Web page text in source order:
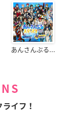
あんさんぶる...
イフ！